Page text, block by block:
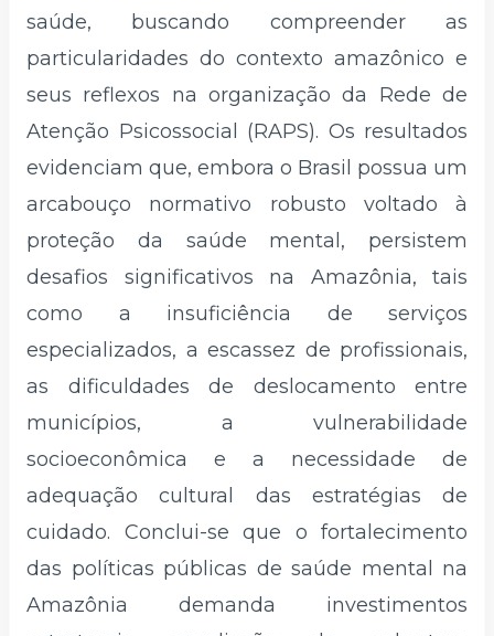
saúde, buscando compreender as
particularidades do contexto amazônico e
seus reflexos na organização da Rede de
Atenção Psicossocial (RAPS). Os resultados
evidenciam que, embora o Brasil possua um
arcabouço normativo robusto voltado à
proteção da saúde mental, persistem
desafios significativos na Amazônia, tais
como a insuficiência de serviços
especializados, a escassez de profissionais,
as dificuldades de deslocamento entre
municípios, a vulnerabilidade
socioeconômica e a necessidade de
adequação cultural das estratégias de
cuidado. Conclui-se que o fortalecimento
das políticas públicas de saúde mental na
Amazônia demanda investimentos